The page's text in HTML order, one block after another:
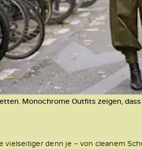
Monochrome Outfits zeigen,
vielseitiger denn je – von cleanem